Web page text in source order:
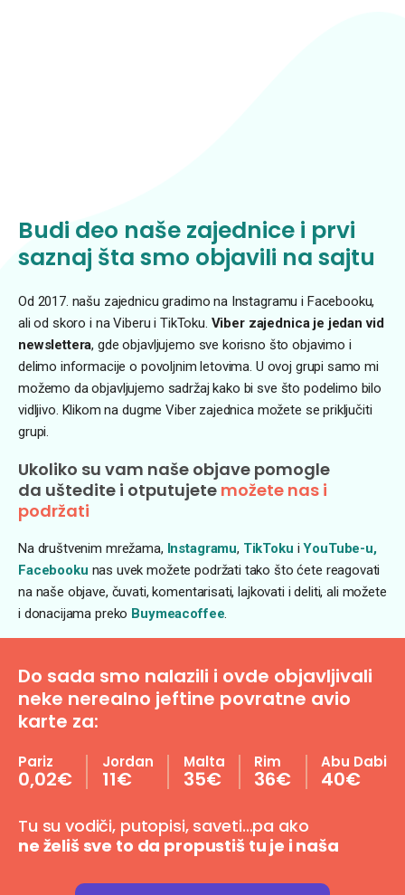
Budi deo naše zajednice i prvi
saznaj šta smo objavili na sajtu
Od 2017. našu zajednicu gradimo na Instagramu i Facebooku,
ali od skoro i na Viberu i TikToku. Viber zajednica je jedan vid
newslettera, gde objavljujemo sve korisno što objavimo i
delimo informacije o povoljnim letovima. U ovoj grupi samo mi
možemo da objavljujemo sadržaj kako bi sve što podelimo bilo
vidljivo. Klikom na dugme Viber zajednica možete se priključiti
grupi.
Ukoliko su vam naše objave pomogle
da uštedite i otputujete možete nas i
podržati
Na društvenim mrežama, Instagramu, TikToku iYouTube-u,
Facebooku nas uvek možete podržati tako što ćete reagovati
na naše objave, čuvati, komentarisati, lajkovati i deliti, ali možete
i donacijama preko Buymeacoffee
Do sada smo nalazili i ovde objavljivali
neke nerealno jeftine povratne avio
karte za:
Pariz
0,02€
Jordan
11€
Malta
35€
Rim
36€
Abu Dabi
40€
Tu su vodiči, putopisi, saveti…pa ako
ne želiš sve to da propustiš tu je i naša